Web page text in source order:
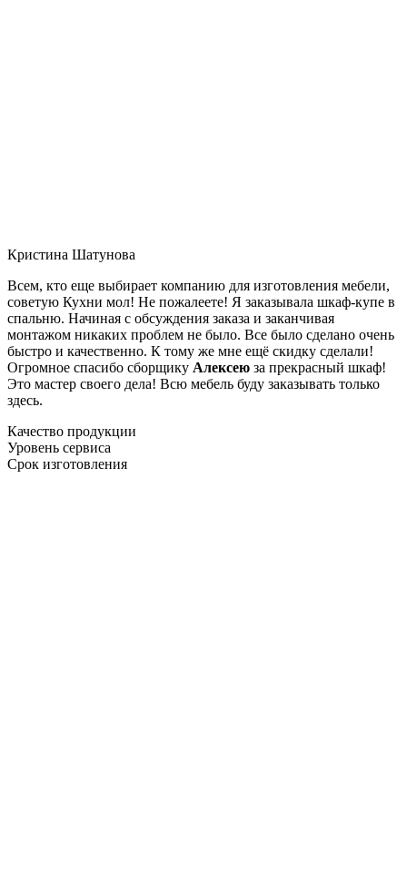
Кристина Шатунова
Всем, кто еще выбирает компанию для изготовления мебели,
советую Кухни мол! Не пожалеете! Я заказывала шкаф-купе в
спальню. Начиная с обсуждения заказа и заканчивая
монтажом никаких проблем не было. Все было сделано очень
быстро и качественно. К тому же мне ещё скидку сделали!
Огромное спасибо сборщику Алексею за прекрасный шкаф!
Это мастер своего дела! Всю мебель буду заказывать только
здесь.
Качество продукции
Уровень сервиса
Срок изготовления